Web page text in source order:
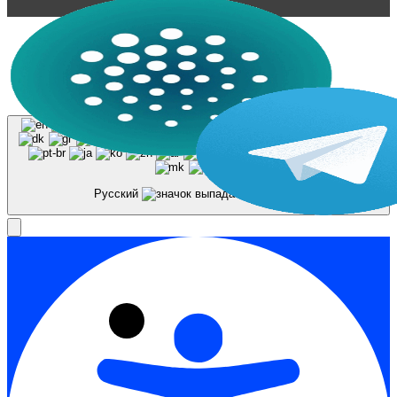
© 2023-2026, Центр "Галактика64". При
использовании материалов сайта galaktika64.ru
ссылка на источник обязательна.
Русский